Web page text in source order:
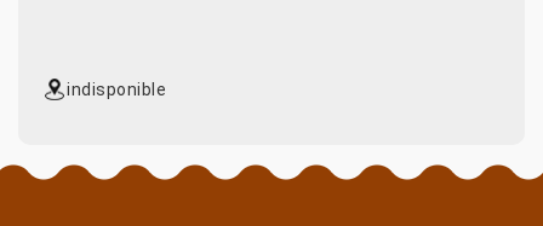
indisponible